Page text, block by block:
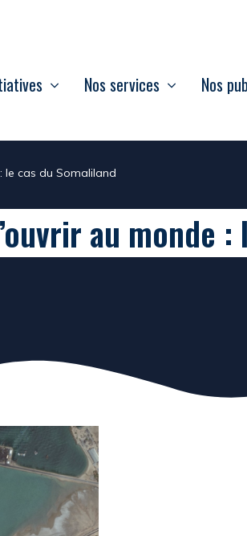
Nos services Nos
le cas du Somaliland
au monde :